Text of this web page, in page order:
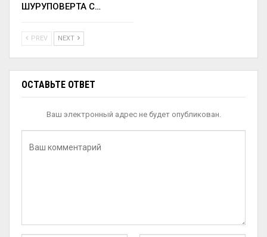
ШУРУПОВЕРТА С…
PREV NEXT
ОСТАВЬТЕ ОТВЕТ
Ваш электронный адрес не будет опубликован.